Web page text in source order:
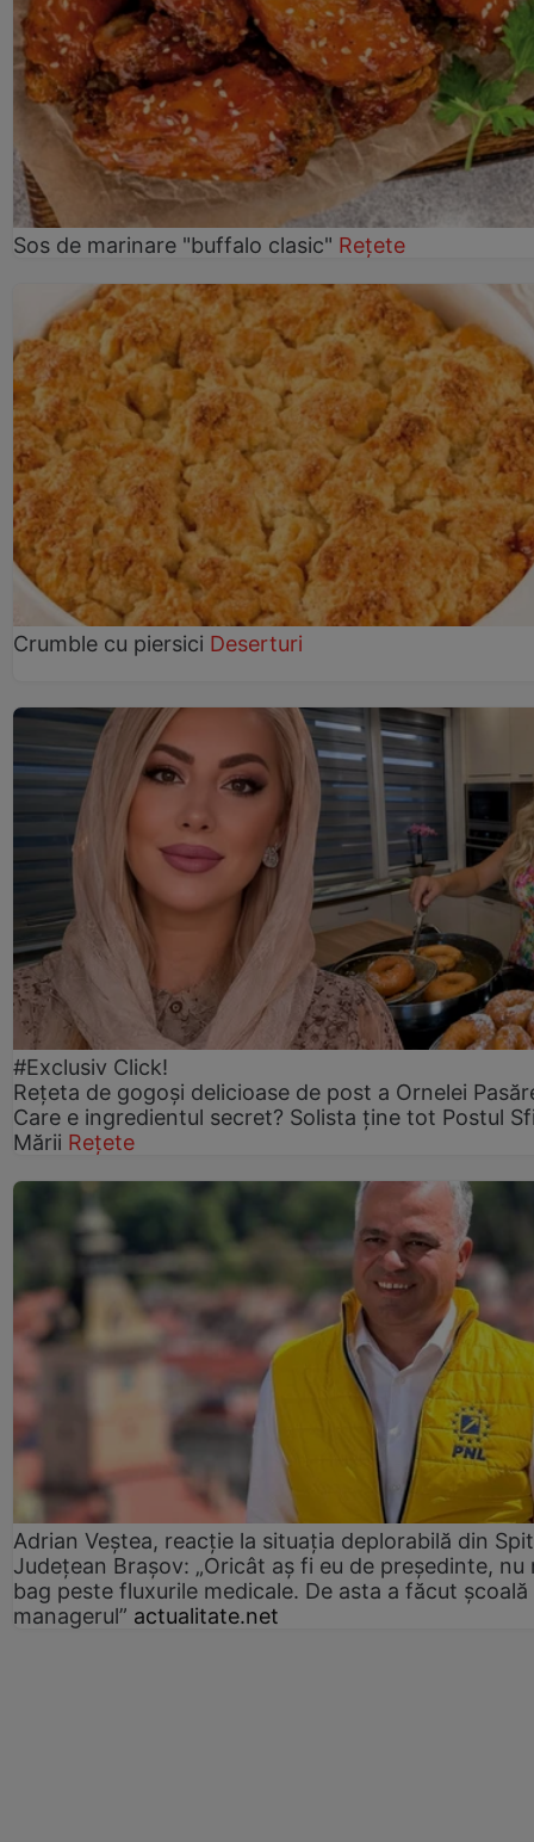
Sos de marinare "buffalo clasic" Rețete
Crumble cu piersici Deserturi
#Exclusiv Click!
Rețeta de gogoşi delicioase de post a Ornelei
Care e ingredientul secret? Solista ține tot Postul
Mării Rețete
Adrian Veștea, reacție la situația deplorabilă din
Județean Brașov: „Oricât aș fi eu de președinte, nu
bag peste fluxurile medicale. De asta a făcut școală
managerul” actualitate.net